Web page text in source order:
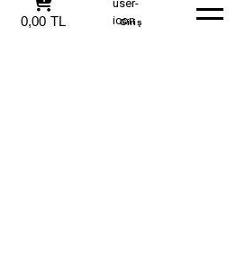
305 09 70 Whatsapp Yardım
0,00 TL Giriş